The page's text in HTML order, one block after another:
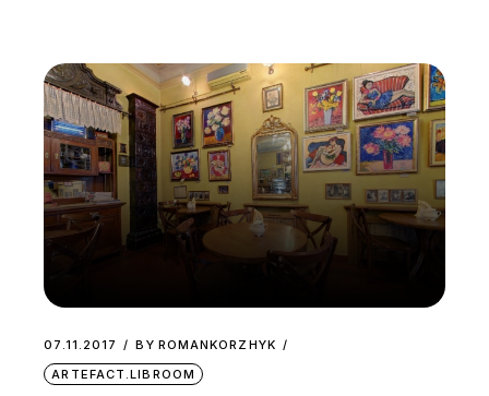
07.11.2017 BY ROMANKORZHYK
ARTEFACT.LIBROOM